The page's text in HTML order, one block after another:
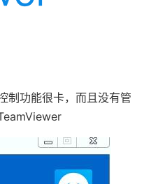
制功能很卡，而且没有管